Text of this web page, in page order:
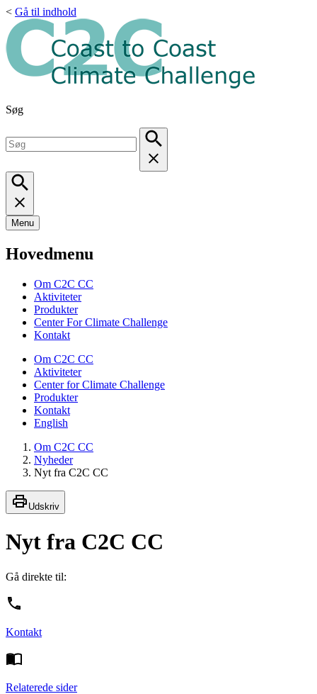
< Gå til indhold
Søg
Menu
Hovedmenu
Om C2C CC
Aktiviteter
Produkter
Center For Climate Challenge
Kontakt
Om C2C CC
Aktiviteter
Center for Climate Challenge
Produkter
Kontakt
English
Om C2C CC
Nyheder
Nyt fra C2C CC
Udskriv
Nyt fra C2C CC
Gå direkte til:
Kontakt
Relaterede sider